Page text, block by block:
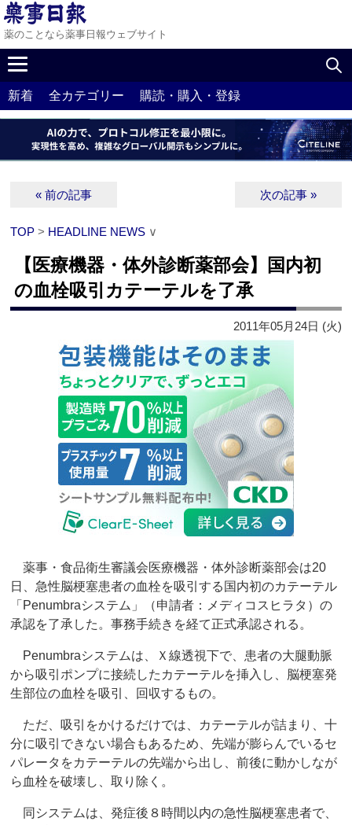
薬のことなら薬事日報ウェブサイト
新着 全カテゴリー 購読・購入・登録
« 前の記事 次の記事 »
TOP > HEADLINE NEWS ∨
【医療機器・体外診断薬部会】国内初
の血栓吸引カテーテルを了承
2011年05月24日 (火)
薬事・食品衛生審議会医療機器・体外診断薬部会は20
日、急性脳梗塞患者の血栓を吸引する国内初のカテーテル
「Penumbraシステム」（申請者：メディコスヒラタ）の
承認を了承した。事務手続きを経て正式承認される。
Penumbraシステムは、Ｘ線透視下で、患者の大腿動脈
から吸引ポンプに接続したカテーテルを挿入し、脳梗塞発
生部位の血栓を吸引、回収するもの。
ただ、吸引をかけるだけでは、カテーテルが詰まり、十
分に吸引できない場合もあるため、先端が膨らんでいるセ
パレータをカテーテルの先端から出し、前後に動かしなが
ら血栓を破壊し、取り除く。
同システムは、発症後８時間以内の急性脳梗塞患者で、